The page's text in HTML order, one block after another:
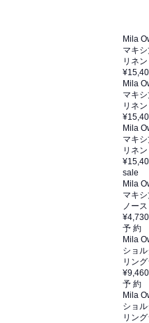
Mila
マキ
リネ
Mila
マキ
リネ
Mila
マキ
リネ
sale
Mila
マキ
ノー
¥4,730
予 約
Mila
ショ
リン
¥9,460
予 約
Mila
ショ
リン